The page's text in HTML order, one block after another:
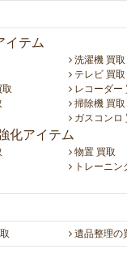
イテム
洗濯機 買取
テレビ 買取
取
レコーダー
掃除機 買取
ガスコンロ
化アイテム
物置 買取
トレーニン
遺品整理の